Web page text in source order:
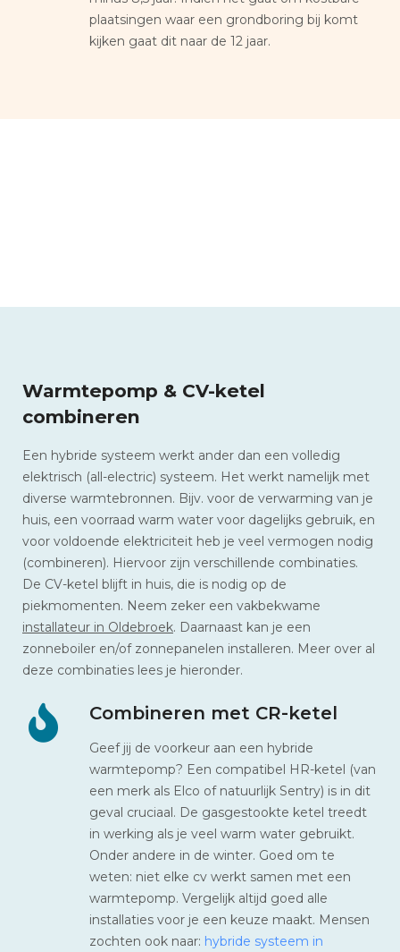
plaatsingen waar een grondboring bij komt
kijken gaat dit naar de 12 jaar.
Warmtepomp & CV-ketel
combineren
Een hybride systeem werkt ander dan een volledig
elektrisch (all-electric) systeem. Het werkt namelijk met
diverse warmtebronnen. Bijv. voor de verwarming van je
huis, een voorraad warm water voor dagelijks gebruik, en
voor voldoende elektriciteit heb je veel vermogen nodig
(combineren). Hiervoor zijn verschillende combinaties.
De CV-ketel blijft in huis, die is nodig op de
piekmomenten. Neem zeker een vakbekwame
installateur in Oldebroek. Daarnaast kan je een
zonneboiler en/of zonnepanelen installeren. Meer over al
deze combinaties lees je hieronder.
Combineren met CR-ketel
Geef jij de voorkeur aan een hybride
warmtepomp? Een compatibel HR-ketel (van
een merk als Elco of natuurlijk Sentry) is in dit
geval cruciaal. De gasgestookte ketel treedt
in werking als je veel warm water gebruikt.
Onder andere in de winter. Goed om te
weten: niet elke cv werkt samen met een
warmtepomp. Vergelijk altijd goed alle
installaties voor je een keuze maakt. Mensen
zochten ook naar: hybride systeem in